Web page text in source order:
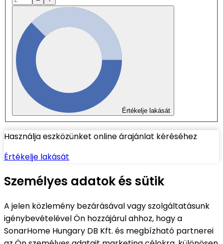
Értékelje lakását
Használja eszközünket online árajánlat kéréséhez
Értékelje lakását
Személyes adatok és sütik
A jelen közlemény bezárásával vagy szolgáltatásunk
igénybevételével Ön hozzájárul ahhoz, hogy a
SonarHome Hungary DB Kft. és megbízható partnerei